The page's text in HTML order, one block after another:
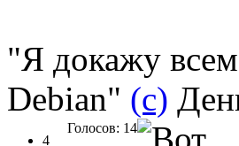
"Я докажу
Debian" (с)
4
Голосов: 14